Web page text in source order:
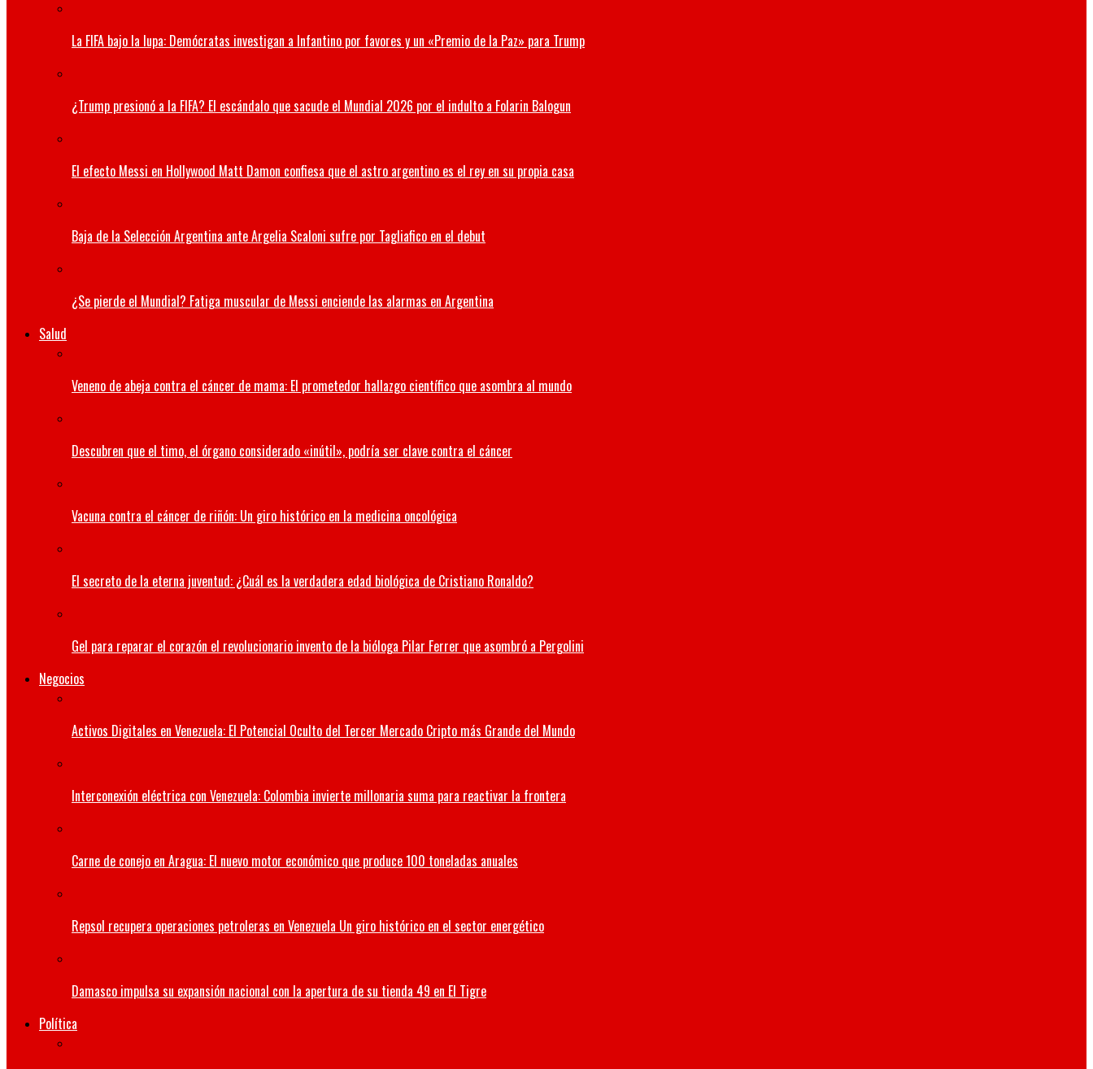
La FIFA bajo la lupa: Demócratas investigan a Infantino por favores y un «Premio de la Paz» para Trump
¿Trump presionó a la FIFA? El escándalo que sacude el Mundial 2026 por el indulto a Folarin Balogun
El efecto Messi en Hollywood Matt Damon confiesa que el astro argentino es el rey en su propia casa
Baja de la Selección Argentina ante Argelia Scaloni sufre por Tagliafico en el debut
¿Se pierde el Mundial? Fatiga muscular de Messi enciende las alarmas en Argentina
Salud
Veneno de abeja contra el cáncer de mama: El prometedor hallazgo científico que asombra al mundo
Descubren que el timo, el órgano considerado «inútil», podría ser clave contra el cáncer
Vacuna contra el cáncer de riñón: Un giro histórico en la medicina oncológica
El secreto de la eterna juventud: ¿Cuál es la verdadera edad biológica de Cristiano Ronaldo?
Gel para reparar el corazón el revolucionario invento de la bióloga Pilar Ferrer que asombró a Pergolini
Negocios
Activos Digitales en Venezuela: El Potencial Oculto del Tercer Mercado Cripto más Grande del Mundo
Interconexión eléctrica con Venezuela: Colombia invierte millonaria suma para reactivar la frontera
Carne de conejo en Aragua: El nuevo motor económico que produce 100 toneladas anuales
Repsol recupera operaciones petroleras en Venezuela Un giro histórico en el sector energético
Damasco impulsa su expansión nacional con la apertura de su tienda 49 en El Tigre
Política